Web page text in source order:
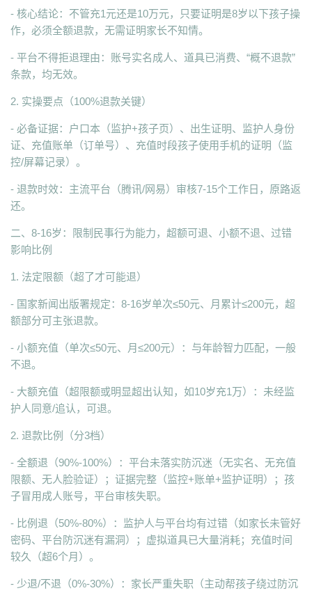
- 核心结论：不管充1元还是10万元，只要证明是8岁以下孩子操
作，必须全额退款，无需证明家长不知情。
- 平台不得拒退理由：账号实名成人、道具已消费、“概不退款”
条款，均无效。
2. 实操要点（100%退款关键）
- 必备证据：户口本（监护+孩子页）、出生证明、监护人身份
证、充值账单（订单号）、充值时段孩子使用手机的证明（监
控/屏幕记录）。
- 退款时效：主流平台（腾讯/网易）审核7-15个工作日，原路返
还。
二、8-16岁：限制民事行为能力，超额可退、小额不退、过错
影响比例
1. 法定限额（超了才可能退）
- 国家新闻出版署规定：8-16岁单次≤50元、月累计≤200元，超
额部分可主张退款。
- 小额充值（单次≤50元、月≤200元）：与年龄智力匹配，一般
不退。
- 大额充值（超限额或明显超出认知，如10岁充1万）：未经监
护人同意/追认，可退。
2. 退款比例（分3档）
- 全额退（90%-100%）：平台未落实防沉迷（无实名、无充值
限额、无人脸验证）；证据完整（监控+账单+监护证明）；孩
子冒用成人账号，平台审核失职。
- 比例退（50%-80%）：监护人与平台均有过错（如家长未管好
密码、平台防沉迷有漏洞）；虚拟道具已大量消耗；充值时间
较久（超6个月）。
- 少退/不退（0%-30%）：家长严重失职（主动帮孩子绕过防沉